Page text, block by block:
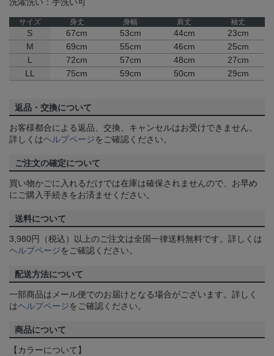
サイズ 身丈 身幅 肩丈 袖丈
S 67cm 53cm 44cm
23cm
M
69cm 55cm 46cm
25cm
L
72cm 57cm 48cm
27cm
LL
75cm 59cm 50cm 29cm
返品・交換について
お客様都合による返品、交換、キャンセルはお受けできません。
詳しくはヘルプページをご確認ください。
ご注文の確定について
買い物かごに入れるだけでは在庫は確保されませんので、お早め
にご購入手続きをお済ませください。
送料について
3,980円（税込）以上のご注文は全国一律送料無料です。詳しくは
ヘルプページをご確認ください。
配送方法について
一部商品はメール便でのお届けとなる場合がございます。詳しく
はヘルプページをご確認ください。
商品について
【カラーについて】